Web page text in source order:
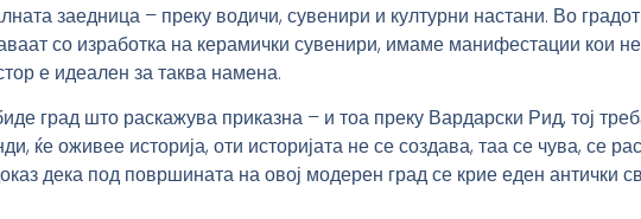
заедница – преку водичи, сувенири и културни настани. Во
со изработка на керамички сувенири, имаме манифестации кои
е идеален за таква намена.
град што раскажува приказна – и тоа преку Вардарски Рид, тој
ќе оживее историја, оти историјата не се создава, таа се чува, се
дека под површината на овој модерен град се крие еден антички